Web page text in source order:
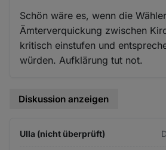
Schön wäre es, wenn die
Ämterverquickung zwischen
kritisch einstufen und
würden. Aufklärung tut not.
Diskussion anzeigen
Ulla (nicht überprüft)